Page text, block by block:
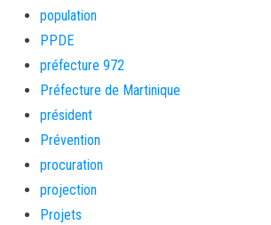
population
PPDE
préfecture 972
Préfecture de Martinique
président
Prévention
procuration
projection
Projets